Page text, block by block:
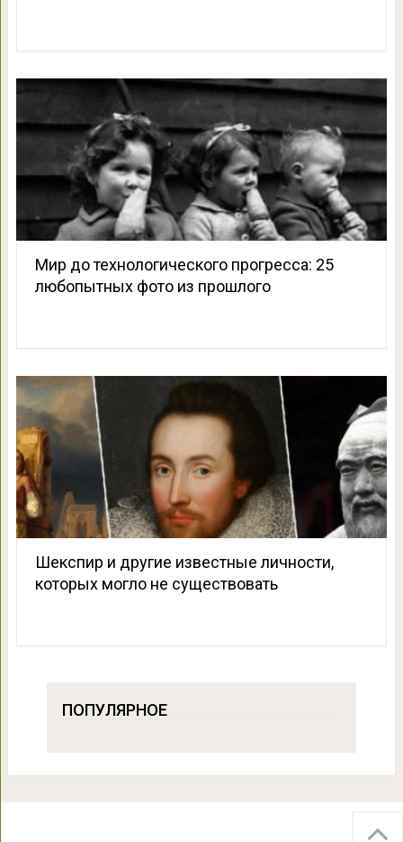
Мир до технологического прогресса: 25
любопытных фото из прошлого
Шекспир и другие известные личности,
которых могло не существовать
ПОПУЛЯРНОЕ